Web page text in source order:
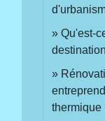
Qu'est-
thermique